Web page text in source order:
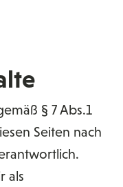
§ 7 Abs.1
Seiten nach
als